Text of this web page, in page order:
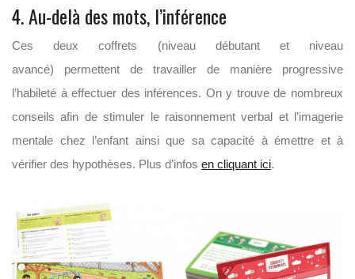
4. Au-delà des mots, l’inférence
Ces deux coffrets (niveau débutant et niveau
avancé) permettent de travailler de manière progressive
l’habileté à effectuer des inférences. On y trouve de nombreux
conseils afin de stimuler le raisonnement verbal et l’imagerie
mentale chez l’enfant ainsi que sa capacité à émettre et à
vérifier des hypothèses. Plus d’infos en cliquant ici.